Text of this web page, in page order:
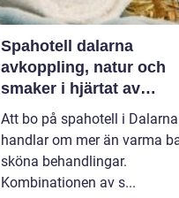
Spahotell dalarna
avkoppling, natur och
smaker i hjärtat av
landskapet
Att bo på spahotell i Dalarna
handlar om mer än varma
sköna behandlingar.
Kombinationen av s...